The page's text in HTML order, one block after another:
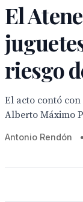
El
riesgo
El acto contó
Alberto Máximo
Antonio Rendón •